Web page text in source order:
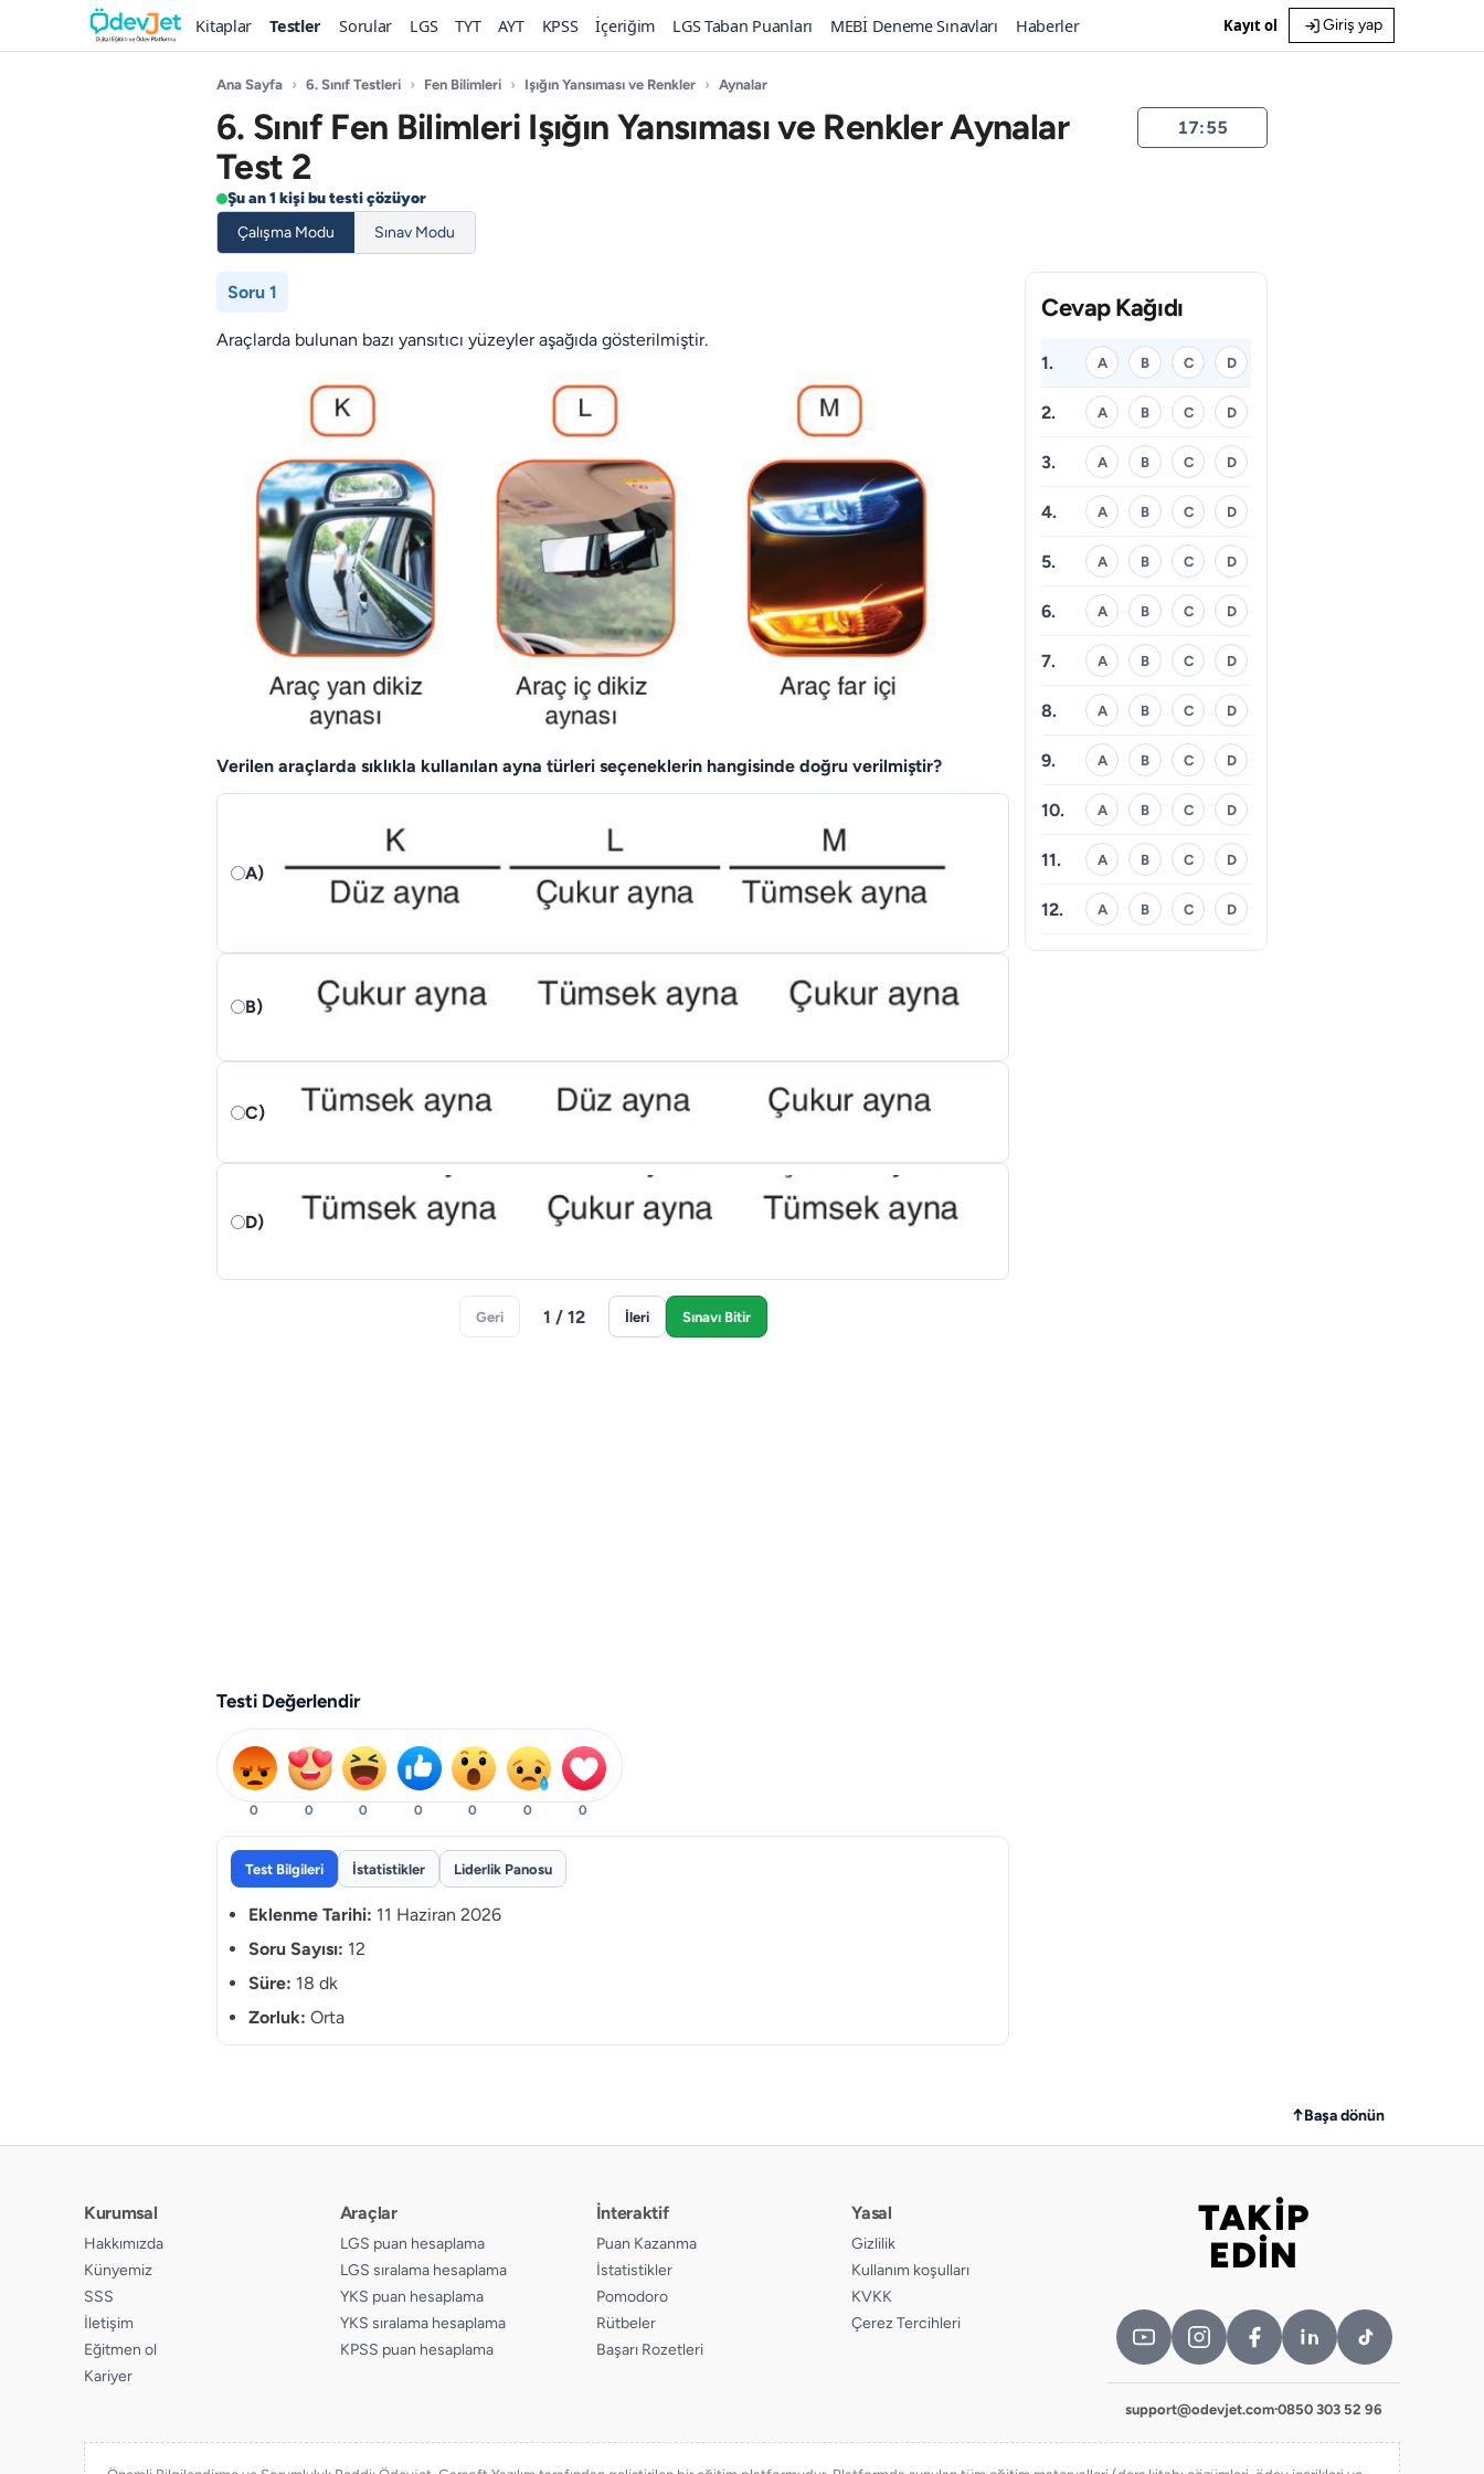
Kitaplar Testler Sorular LGS TYT AYT KPSS İçeriğim LGS Taban Puanları MEBİ Deneme Sınavları Haberler Kayıt ol Giriş yap
Ana Sayfa › 6. Sınıf Testleri › Fen Bilimleri › Işığın Yansıması ve Renkler › Aynalar
6. Sınıf Fen Bilimleri Işığın Yansıması ve Renkler Aynalar
Test 2
Şu an 1 kişi bu testi çözüyor
Çalışma Modu
Sınav Modu
17:55
Soru 1
Araçlarda bulunan bazı yansıtıcı yüzeyler aşağıda gösterilmiştir.
Verilen araçlarda sıklıkla kullanılan ayna türleri seçeneklerin hangisinde doğru verilmiştir?
A)
B)
C)
D)
Geri 1 / 12 İleri Sınavı Bitir
Testi Değerlendir
0 0 0 0 0 0 0
Cevap Kağıdı
1. A B C D
2. A B C D
3. A B C D
4. A B C D
5. A B C D
6. A B C D
7. A B C D
8. A B C D
9. A B C D
10. A B C D
11. A B C D
12. A B C D
Test Bilgileri İstatistikler Liderlik Panosu
Eklenme Tarihi: 11 Haziran 2026
Soru Sayısı: 12
Süre: 18 dk
Zorluk: Orta
↑Başa dönün
Kurumsal
Hakkımızda
Künyemiz
SSS
İletişim
Eğitmen ol
Kariyer
Araçlar
LGS puan hesaplama
LGS sıralama hesaplama
YKS puan hesaplama
YKS sıralama hesaplama
KPSS puan hesaplama
İnteraktif
Puan Kazanma
İstatistikler
Pomodoro
Rütbeler
Başarı Rozetleri
Yasal
Gizlilik
Kullanım koşulları
KVKK
Çerez Tercihleri
Bizi takip edin
TAKİP
EDİN
support@odevjet.com·0850 303 52 96